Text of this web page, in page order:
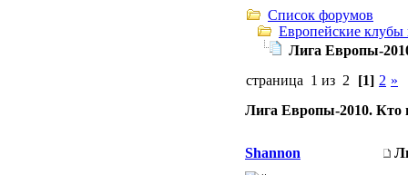
Список форумов
Европейские
Лига Европы-
страница 1 из 2
[1] 2 »
Лига Европы-2010. Кто
Shannon